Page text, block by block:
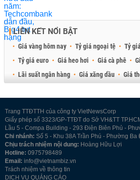
LIÊN KẾT NỔI BẬT
Giá vàng hôm nay Tỷ giá ngoại tệ Tỷ
Tỷ giá euro
Giá heo hơi Giá cà phê
Lãi suất ngân hàng
Giá xăng dầu
Giá
Trang TTĐTTH của công ty VietNewsCorp
Giấy phép số 3323/GP-TTĐT do Sở VH&TT
Lầu 5 - Compa Building - 293 Điện Biên Phủ -
Chi nhánh: Số 5 - Khu 38A Trần Phú - Phường Ba
Chịu trách nhiệm nội dung: Hoàng Hữu Lợi
Hotline: 0975798489
Email: info@vietnambiz.vn
Trách nhiệm về thông tin
DỊCH VỤ QUẢNG CÁO